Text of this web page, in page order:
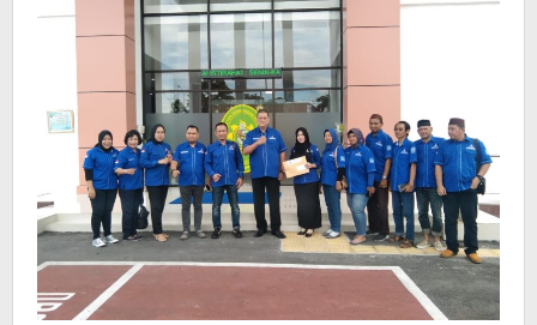
Pangkalpinang